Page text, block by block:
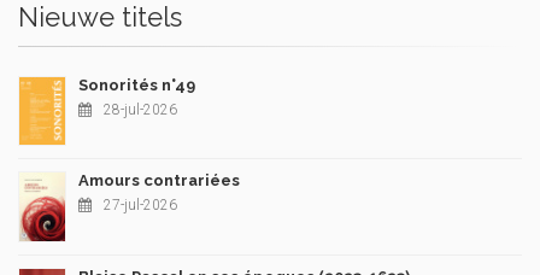
Nieuwe titels
Sonorités n°49
28-jul-2026
Amours contrariées
27-jul-2026